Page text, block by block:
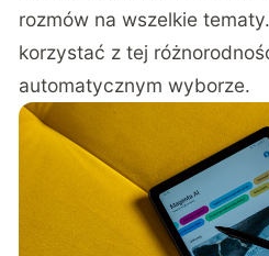
rozmów na wszelkie
korzystać z tej
automatycznym wyborze.